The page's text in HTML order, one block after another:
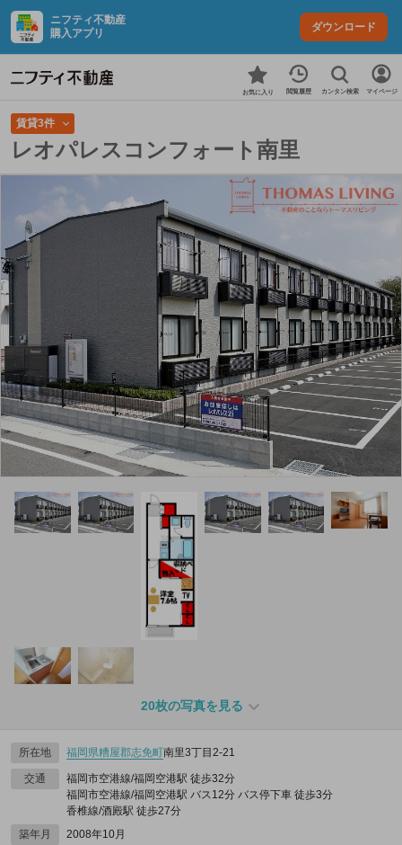
ニフティ不動産
購入アプリ
ダウンロード
お気に入り 閲覧履歴 カンタン検索 マイページ
賃貸3件
レオパレスコンフォート南里
20枚の写真を見る
所在地 福岡県糟屋郡志免町南里3丁目2-21
交通
福岡市空港線/福岡空港駅 徒歩32分
福岡市空港線/福岡空港駅 バス12分 バス停下車 徒歩3分
香椎線/酒殿駅 徒歩27分
築年月
2008年10月